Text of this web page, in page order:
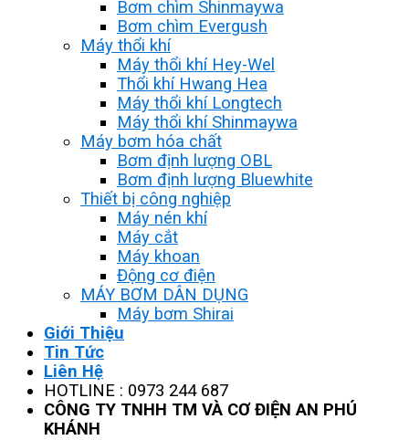
Bơm chìm Shinmaywa
Bơm chìm Evergush
Máy thổi khí
Máy thổi khí Hey-Wel
Thổi khí Hwang Hea
Máy thổi khí Longtech
Máy thổi khí Shinmaywa
Máy bơm hóa chất
Bơm định lượng OBL
Bơm định lượng Bluewhite
Thiết bị công nghiệp
Máy nén khí
Máy cắt
Máy khoan
Động cơ điện
MÁY BƠM DÂN DỤNG
Máy bơm Shirai
Giới Thiệu
Tin Tức
Liên Hệ
HOTLINE : 0973 244 687
CÔNG TY TNHH TM VÀ CƠ ĐIỆN AN PHÚ
KHÁNH